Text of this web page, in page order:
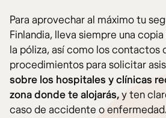
Para aprovechar al máximo tu
Finlandia, lleva siempre una
la póliza, así como los contactos
procedimientos para solicitar
sobre los hospitales y clínicas
zona donde te alojarás,y ten
caso de accidente o enfermedad.